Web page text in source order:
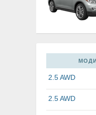
2.5 AWD
2.5 AWD